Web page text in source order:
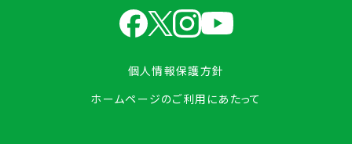
個人情報保護方針
ホームページのご利用にあたって